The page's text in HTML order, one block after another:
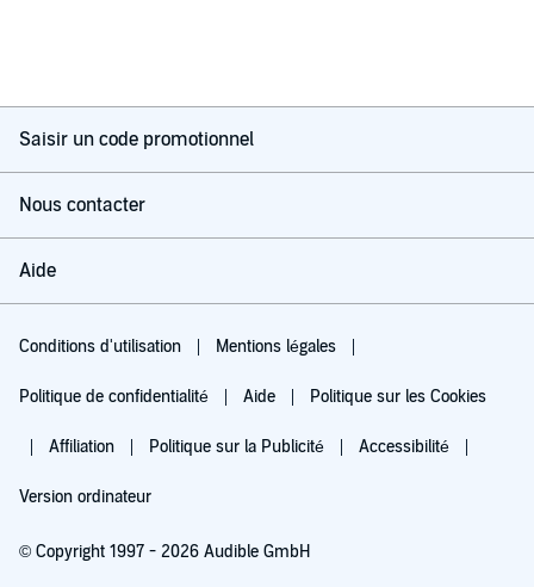
Saisir un code promotionnel
Nous contacter
Aide
Conditions d'utilisation Mentions légales
Politique de confidentialité Aide Politique sur les Cookies
Affiliation Politique sur la Publicité Accessibilité
Version ordinateur
© Copyright 1997 - 2026 Audible GmbH